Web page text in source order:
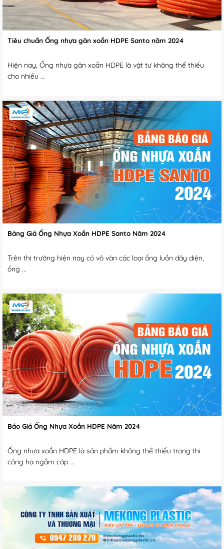
Tiêu chuẩn Ống nhựa gân xoắn HDPE Santo năm 2024
Hiện nay, Ống nhựa gân xoắn HDPE là vật tư không thể thiếu
cho nhiều ...
Bảng Giá Ống Nhựa Xoắn HDPE Santo Năm 2024
Trên thị trường hiện nay có vô vàn các loại ống luồn dây diện,
ống ...
Báo Giá Ống Nhựa Xoắn HDPE Năm 2024
Ống nhựa xoắn HDPE là sản phẩm không thể thiếu trong thi
công hạ ngầm cáp ...